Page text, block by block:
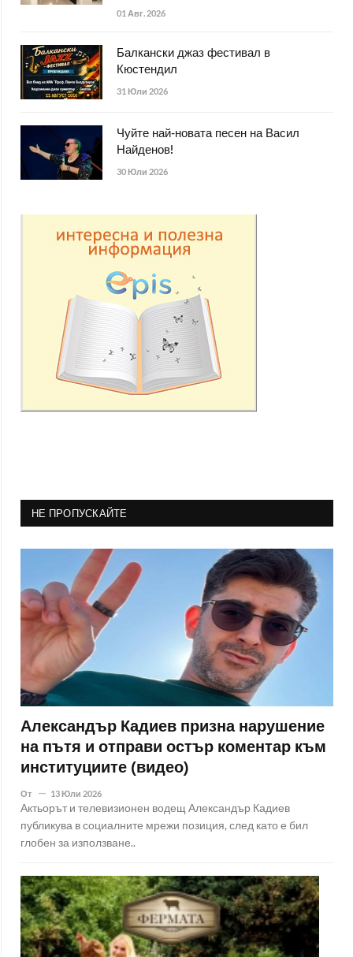
01 Авг. 2026
Балкански джаз фестивал в
Кюстендил
31 Юли 2026
Чуйте най-новата песен на Васил
Найденов!
30 Юли 2026
НЕ ПРОПУСКАЙТЕ
Александър Кадиев призна нарушение
на пътя и отправи остър коментар към
институциите (видео)
От 13 Юли 2026
Актьорът и телевизионен водещ Александър Кадиев
публикува в социалните мрежи позиция, след като е бил
глобен за използване..